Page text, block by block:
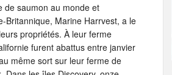
de saumon au monde et
Britannique, Marine Harrvest, a le
propriétés. À leur ferme
furent abattus entre janvier
même sort sur leur ferme de